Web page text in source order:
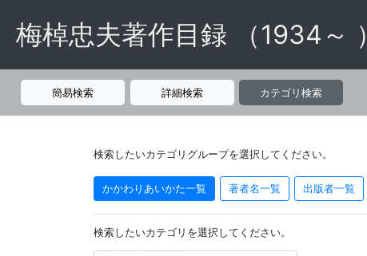
梅棹忠夫著作目録 （1934～ ）
簡易検索 詳細検索 カテゴリ検索
検索したいカテゴリグループを選択してください。
かかわりあいかた一覧 著者名一覧 出版者一覧
検索したいカテゴリを選択してください。